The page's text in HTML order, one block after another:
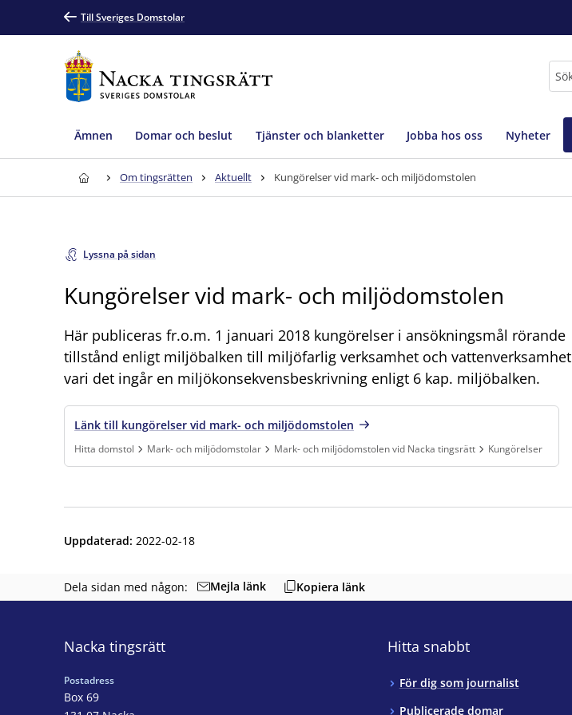
Till Sveriges Domstolar
Ämnen Domar och beslut Tjänster och blanketter Jobba hos oss Nyheter
Om tingsrätten Aktuellt Kungörelser vid mark- och miljödomstolen
Lyssna på sidan
Kungörelser vid mark- och miljödomstolen
Här publiceras fr.o.m. 1 januari 2018 kungörelser i ansökningsmål rörande
tillstånd enligt miljöbalken till miljöfarlig verksamhet och vattenverksamhet
vari det ingår en miljökonsekvensbeskrivning enligt 6 kap. miljöbalken.
Länk till kungörelser vid mark- och miljödomstolen
Hitta domstol Mark- och miljödomstolar Mark- och miljödomstolen vid Nacka tingsrätt
Kungörelser
Finns under:Hitta domstol, Mark- och miljödomstolar, Mark- och miljödomstolen vid Nacka tingsrätt, Kungörelser
Uppdaterad: 2022-02-18
Dela sidan med någon: Mejla länk Kopiera länk
Nacka tingsrätt
Postadress
Box 69
Hitta snabbt
För dig som journalist
Publicerade domar